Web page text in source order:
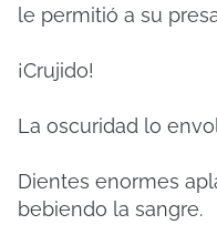
le permitió a su
¡Crujido!
La oscuridad lo
Dientes enormes
bebiendo la sangre.